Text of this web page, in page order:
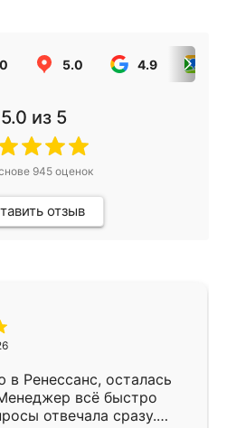
5.0 4.9
5.0 из 5
945оценок
отзыв
в Ренессанс, осталась
всё быстро
отвечала сразу.